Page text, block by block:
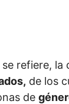
refiere, la
de los
de